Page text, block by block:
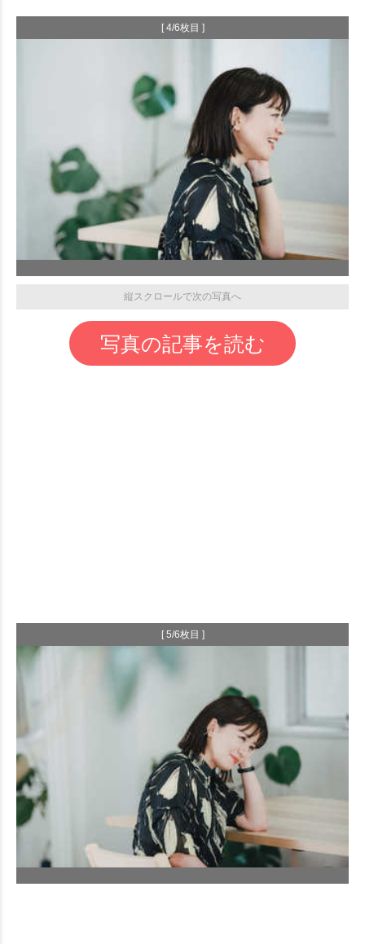
[ 4/6枚目 ]
縦スクロールで次の写真へ
写真の記事を読む
[ 5/6枚目 ]